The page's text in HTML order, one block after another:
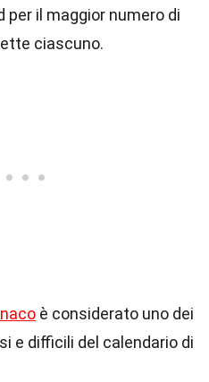
per il maggior numero di
ciascuno.
è considerato uno dei
e difficili del calendario di